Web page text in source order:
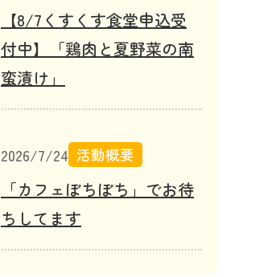
【8/7くすくす食堂申込受
付中】「鶏肉と夏野菜の南
蛮漬け」
2026/7/24 活動概要
「カフェぼちぼち」でお待
ちしてます